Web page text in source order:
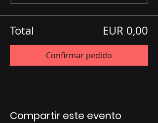
Total EUR 0,00
Confirmar pedido
Compartir este evento